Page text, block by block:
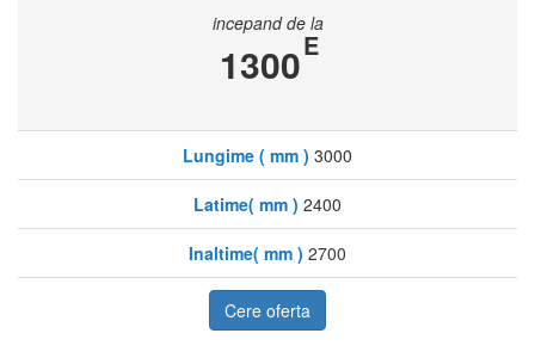
incepand de la
1300E
Lungime ( mm ) 3000
Latime( mm ) 2400
Inaltime( mm ) 2700
Cere oferta